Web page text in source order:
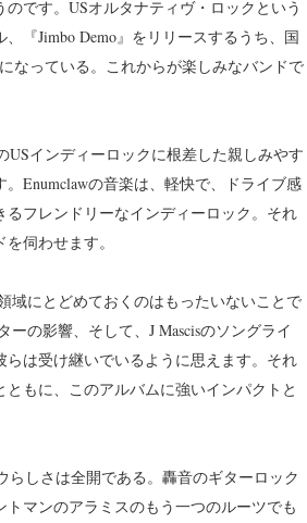
です。USオルタナティヴ・ロックという
『Jimbo Demo』をリリースするうち、国
なっている。これからが楽しみなバンドで
USインディーロックに根差した親しみやす
Enumclawの音楽は、軽快で、ドライブ感
フレンドリーなインディーロック。それ
伺わせます。
域にとどめておくのはもったいないことで
の影響、そして、J Mascisのソングライ
は受け継いでいるように思えます。それ
もに、このアルバムに強いインパクトと
らしさは全開である。轟音のギターロック
マンのアラミスのもう一つのルーツでも